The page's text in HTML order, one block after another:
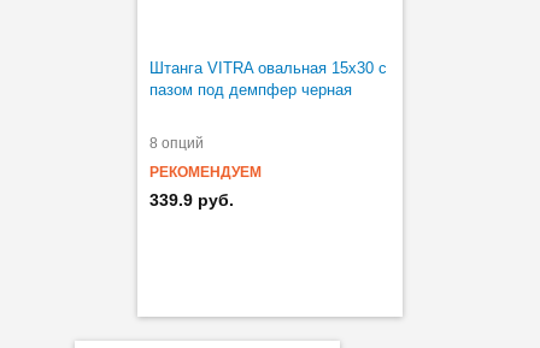
Штанга VITRA овальная 15х30 с
пазом под демпфер черная
8 опций
РЕКОМЕНДУЕМ
339.9 руб.